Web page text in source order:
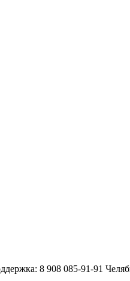
8 908 085-91-91